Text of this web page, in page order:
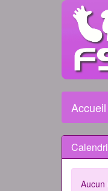
Accueil
Aucun